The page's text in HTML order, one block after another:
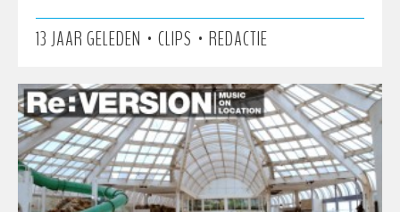
13 JAAR GELEDEN • CLIPS • REDACTIE